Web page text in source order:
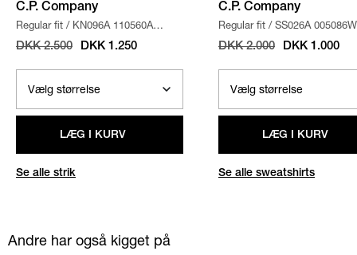
C.P. Company
Regular fit / KN096A 110560A
STRIK / SAND
DKK 2.500 DKK 1.250
LÆG I KURV
Se alle strik
C.P. Company
Regular fit / SS026A 005086W
SWEATSHIRT
/ NAVY
DKK 2.000 DKK 1.000
LÆG I KURV
Se alle sweatshirts
Andre har også kigget på